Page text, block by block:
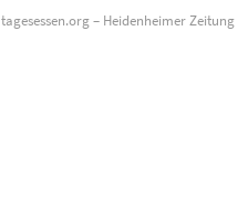
tagesessen.org– Heidenheimer Zeitung